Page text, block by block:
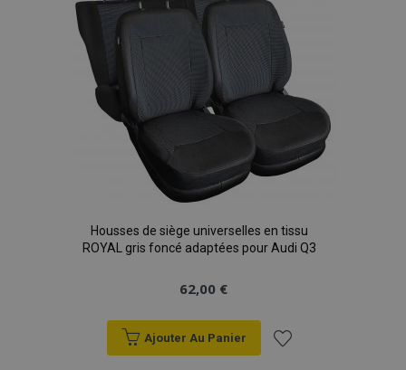
d'achats
Housses de siège universelles en tissu
ROYAL gris foncé adaptées pour Audi Q3
62,00 €
Ajouter Au Panier